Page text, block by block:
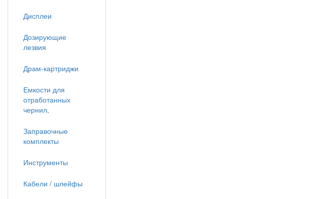
Дисплеи
Дозирующие
лезвия
Драм-картриджи
Емкости для
отработанных
чернил,
Заправочные
комплекты
Инструменты
Кабели / шлейфы